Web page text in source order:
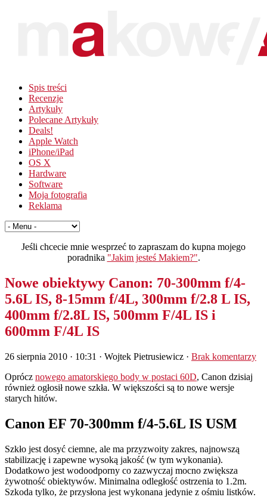
Spis treści
Recenzje
Artykuły
Polecane Artykuły
Deals!
Apple Watch
iPhone/iPad
OS X
Hardware
Software
Moja fotografia
Reklama
Jeśli chcecie mnie wesprzeć to zapraszam do kupna mojego
poradnika "Jakim jesteś Makiem?".
Nowe obiektywy Canon: 70-300mm f/4-
5.6L IS, 8-15mm f/4L, 300mm f/2.8 L IS,
400mm f/2.8L IS, 500mm F/4L IS i
600mm F/4L IS
26 sierpnia 2010 · 10:31 · Wojtek Pietrusiewicz · Brak komentarzy
Oprócz nowego amatorskiego body w postaci 60D, Canon dzisiaj
również ogłosił nowe szkła. W większości są to nowe wersje
starych hitów.
Canon EF 70-300mm f/4-5.6L IS USM
Szkło jest dosyć ciemne, ale ma przyzwoity zakres, najnowszą
stabilizację i zapewne wysoką jakość (w tym wykonania).
Dodatkowo jest wodoodporny co zazwyczaj mocno zwiększa
żywotność obiektywów. Minimalna odległość ostrzenia to 1.2m.
Szkoda tylko, że przysłona jest wykonana jedynie z ośmiu listków.